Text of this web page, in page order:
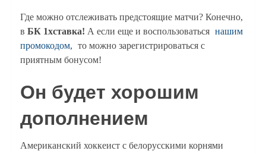
Где можно отслеживать предстоящие матчи? Конечно,
в БК 1хставка! А если еще и воспользоваться нашим
промокодом, то можно зарегистрироваться с
приятным бонусом!
Он будет хорошим
дополнением
Американский хоккеист с белорусскими корнями